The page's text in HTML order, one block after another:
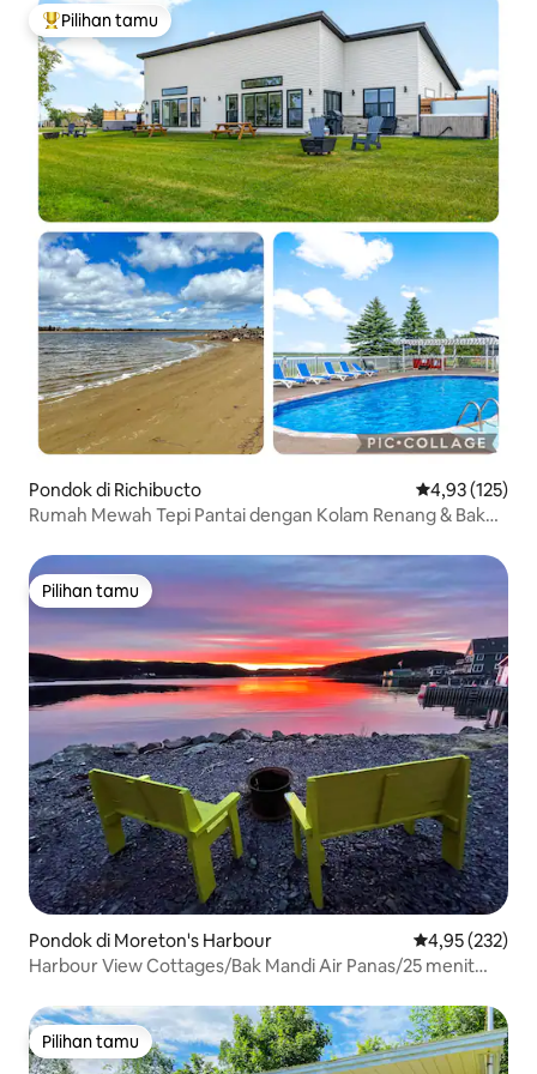
Pilihan tamu terpopuler
Pilihan tamu
Pondok di Richibucto Nilai rata-rata
4,93 (125)
Rumah Mewah Tepi Pantai dengan Kolam Renang & Bak
Pilihan tamu
Pilihan tamu
Pondok di Moreton's Harbour Nilai rata-rata
4,95 (232)
Harbour View Cottages/Bak Mandi Air Panas/25 menit
Pilihan tamu
Pilihan tamu